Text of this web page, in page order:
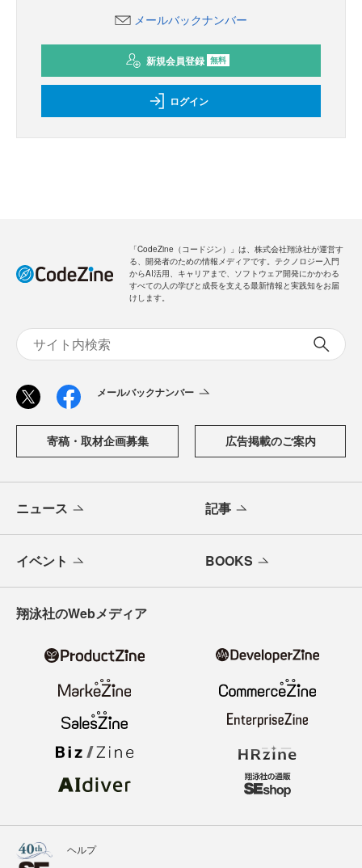
メールバックナンバー
新規会員登録 無料
ログイン
「CodeZine（コードジン）」は、株式会社翔泳社が運営す
る、開発者のための情報メディアです。テクノロジー入門
からAI活用、キャリアまで、ソフトウェア開発にかかわる
すべての人の学びと成長を支える最新情報と実践知をお届
けします。
メールバックナンバー
寄稿・取材企画募集 広告掲載のご案内
ニュース 記事
イベント BOOKS
翔泳社のWebメディア
ヘルプ